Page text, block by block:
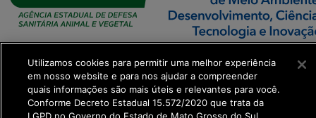
SETDIG | Secretaria-
Executiva de
Transformação Digital
Utilizamos cookies para permitir uma melhor experiência
em nosso website e para nos ajudar a compreender
quais informações são mais úteis e relevantes para você.
Conforme Decreto Estadual 15.572/2020 que trata da